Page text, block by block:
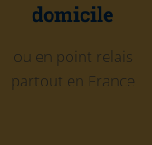
domicile
ou en point relais
partout en France